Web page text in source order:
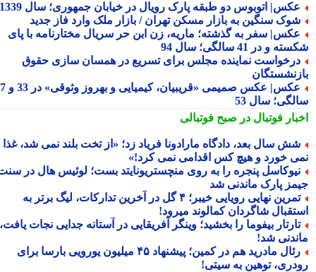
اتوبوس دو طبقه پارک رویال در خیابان جمهوری؛ سال 1339
سنگین به بازار مسکن تهران / بازار ملک وارد فاز جدید
سفر به گذشته؛ ماریه، زن ابن حر سریال مختارنامه با پای
و در 41 سالگی؛ سال 94
نماینده مجلس برای تسریع در همسان سازی حقوق
عکس| عکس صمیمی «قریبیان، کیمیایی و بهروز وثوقی» در 33 و 37
سال 53
فوتبال در صبح فوتبالی
سال بعد، دادگاه مارادونا فریاد زد؛ «از تخت بلند نمی شد، غذا
خورد و هیچ کس اقدامی نمی کرد!»
پنجره را به روی منچستریونایتد بست؛ لوئیس هال در سنت
پارک ماندنی شد
تمرین نهایی رویایی خیبر؛ ۴ گل در آخرین تدارکات، لیگ برتر به
شاگردان کمالوند میرود!
بیفوما را بخشید؛ وینگر آفریقایی در آستانه جدایی نجات یافت،
شد!
رئال مادرید هم در کمین؛ پیشنهاد ۴۵ میلیون یورویی بارسا برای
توهین به سیتی!